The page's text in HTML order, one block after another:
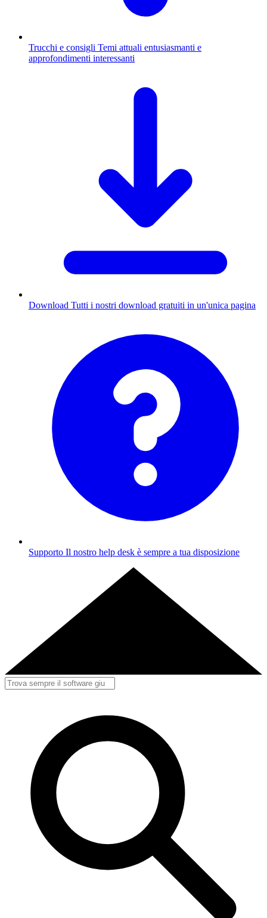
Trucchi e consigli Temi attuali entusiasmanti e
approfondimenti interessanti
Download Tutti i nostri download gratuiti in un'unica pagina
Supporto Il nostro help desk è sempre a tua disposizione